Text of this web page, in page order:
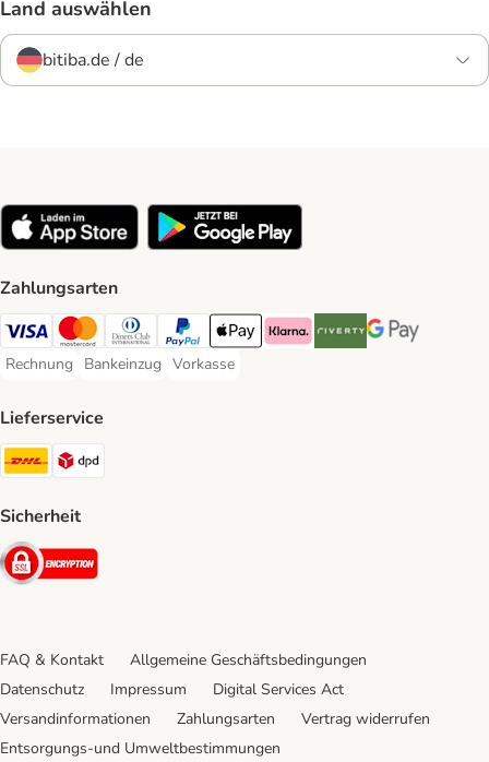
Land auswählen
bitiba.de / de
Zahlungsarten
Visa Payment Method
Mastercard Payment Method
Diners Club Payment Method
PayPal Payment Method
Apple Pay Payment Method
Klarna Payment Method
Riverty Payment Method
Google Pay
Rechnung
Rechnung Payment Method
Bankeinzug
Bankeinzug Payment Method
Vorkasse
Vorkasse Payment Method
Lieferservice
DHL Shipping Method
Sicherheit
Security
FAQ & Kontakt
Allgemeine Geschäftsbedingungen
Datenschutz
Impressum
Digital Services Act
Versandinformationen
Zahlungsarten
Vertrag widerrufen
Entsorgungs-und Umweltbestimmungen